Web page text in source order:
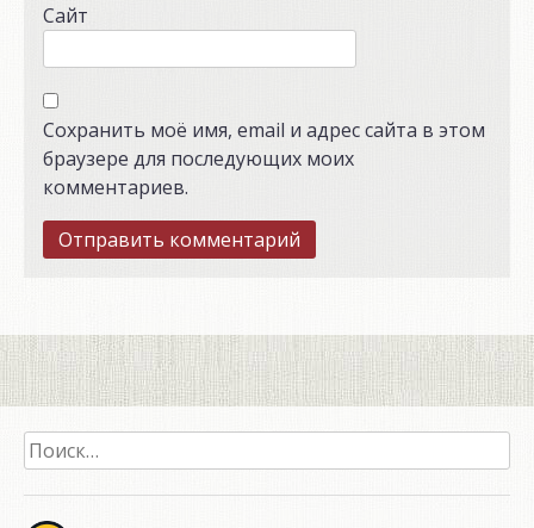
Сайт
Сохранить моё имя, email и адрес сайта в этом
браузере для последующих моих
комментариев.
Найти: